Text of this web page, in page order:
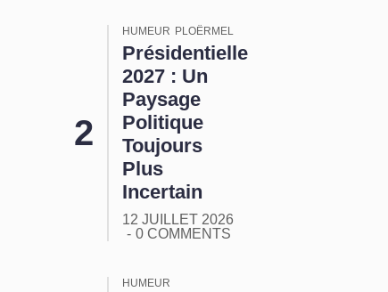
HUMEUR PLOËRMEL
Présidentielle
2027 : Un
Paysage
Politique
Toujours
Plus
Incertain
12 JUILLET 2026
0 COMMENTS
HUMEUR